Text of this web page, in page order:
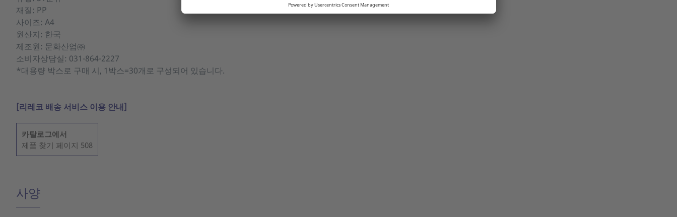
재질: PP
사이즈: A4
원산지: 한국
제조원: 문화산업㈜
소비자상담실: 031-864-2227
*대용량 박스로 구매 시, 1박스=30개로 구성되어 있습니다.
[리레코 배송 서비스 이용 안내]
카탈로그에서
제품 찾기 페이지 508
사양